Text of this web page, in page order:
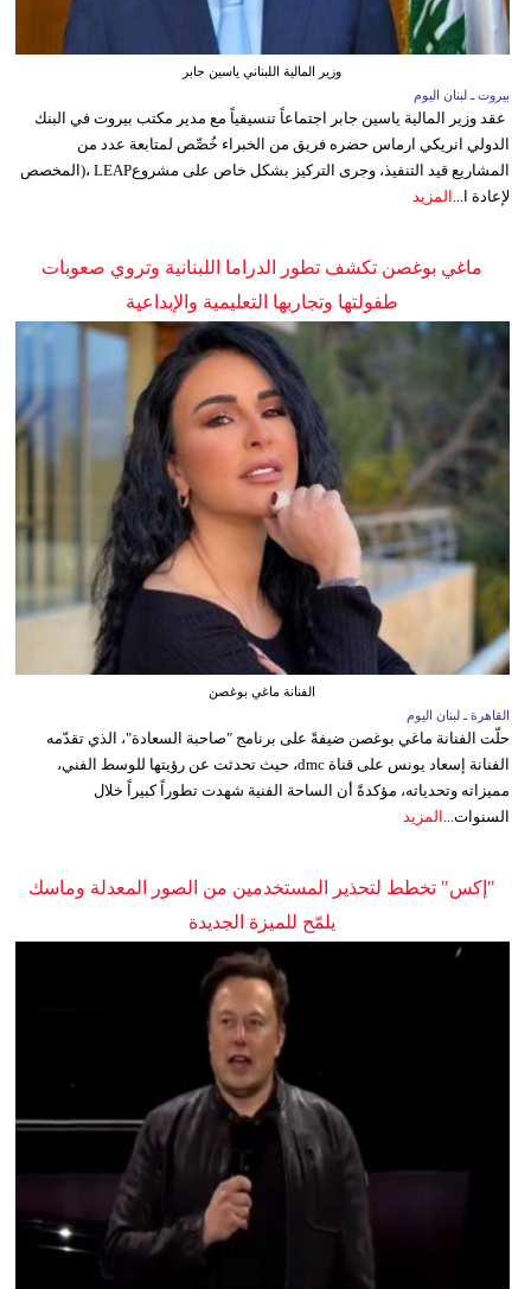
وزير المالية اللبناني ياسين جابر
بيروت ـ لبنان اليوم
عقد وزير المالية ياسين جابر اجتماعاً تنسيقياً مع مدير مكتب بيروت في البنك
الدولي انريكي ارماس حضره فريق من الخبراء خُصِّص لمتابعة عدد من
المشاريع قيد التنفيذ، وجرى التركيز بشكل خاص على مشروعLEAP ،(المخصص
لإعادة ا... المزيد
ماغي بوغصن تكشف تطور الدراما اللبنانية وتروي صعوبات
طفولتها وتجاربها التعليمية والإبداعية
الفنانة ماغي بوغصن
القاهرة ـ لبنان اليوم
حلّت الفنانة ماغي بوغصن ضيفةً على برنامج "صاحبة السعادة"، الذي تقدّمه
الفنانة إسعاد يونس على قناة dmc، حيث تحدثت عن رؤيتها للوسط الفني،
مميزاته وتحدياته، مؤكدةً أن الساحة الفنية شهدت تطوراً كبيراً خلال
السنوات... المزيد
"إكس" تخطط لتحذير المستخدمين من الصور المعدلة وماسك
يلمّح للميزة الجديدة